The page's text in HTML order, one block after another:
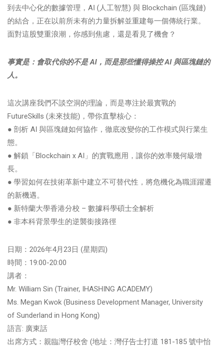
到去中心化的數據管理，AI (人工智慧) 與 Blockchain (區塊鏈)
的結合，正在以前所未有的力量拆解並重建每一個傳統行業。
面對這股雙重浪潮，你感到焦慮，還是看見了機會？
事實是：會取代你的不是 AI，而是那些懂得操控 AI 與區塊鏈的
人。
這次講座我們不談空洞的理論，而是專注於最實戰的
FutureSkills (未來技能)，帶你直擊核心：
● 剖析 AI 與區塊鏈如何協作，徹底改變你的工作模式與行業生
態。
● 解鎖「Blockchain x AI」的實戰應用，讓你的效率幾何級增
長。
● 學習如何在技術革新中建立不可替代性，將危機化為職涯躍遷
的新機遇。
● 新特蘭大學香港分校 – 數據科學碩士全解析
● 非本科背景學生的逆襲銜接路徑
日期：2026年4月23日 (星期四)
時間：19:00-20:00
講者：
Mr. William Sin (Trainer, IHASHING ACADEMY)
Ms. Megan Kwok (Business Development Manager, University
of Sunderland in Hong Kong)
語言: 廣東話
出席方式：親臨灣仔校舍 (地址：灣仔告士打道 181-185 號中怡